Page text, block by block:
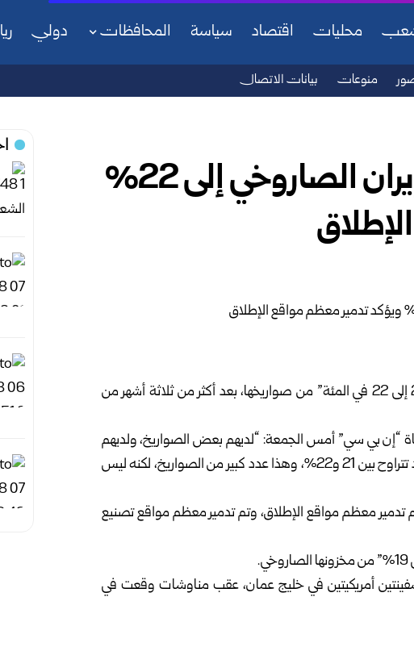
محليات اقتصاد سياسة المحافظات دولي
منوعات بيانات الاتصال
ترامب يؤكد تراجع مخزون إيران الصاروخي إلى 22%
ما زال لديها “21 إلى 22 في المئة” من صواريخها، بعد أكثر من ثلاثة أشهر من
“إن بي سي” ‏أمس الجمعة: “لديهم بعض الصواريخ، ولديهم
بعض المسيّرات، أعتقد أن نسبة الصواريخ المتبقية لديهم قد تتراوح بين 21 و22%، وهذا عدد كبير من الصواريخ، لكنه ليس
معظم مواقع الإطلاق، وتم تدمير معظم مواقع تصنيع
أمريكيتين في خليج عمان، عقب مناوشات وقعت في